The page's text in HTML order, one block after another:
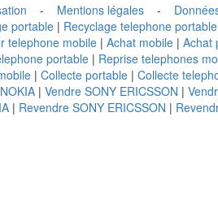
- Mentions légales -
portable | Recyclage telephone portable
telephone mobile | Achat mobile | Achat
portable | Reprise telephones
| Collecte portable | Collecte
| Vendre SONY ERICSSON |
| Revendre SONY ERICSSON |